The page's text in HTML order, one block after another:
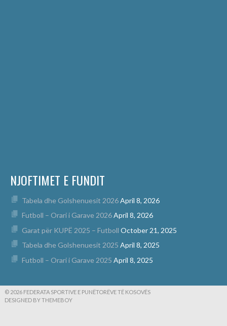
NJOFTIMET E FUNDIT
Tabela dhe Golshenuesit 2026April 8, 2026
Futboll – Orari i Garave 2026April 8, 2026
Garat për KUPË 2025 – Futboll October 21, 2025
Tabela dhe Golshenuesit 2025 April 8, 2025
Futboll – Orari i Garave 2025 April 8, 2025
© 2026 FEDERATA SPORTIVE E PUNËTORËVE TË KOSOVËS
DESIGNED BY THEMEBOY